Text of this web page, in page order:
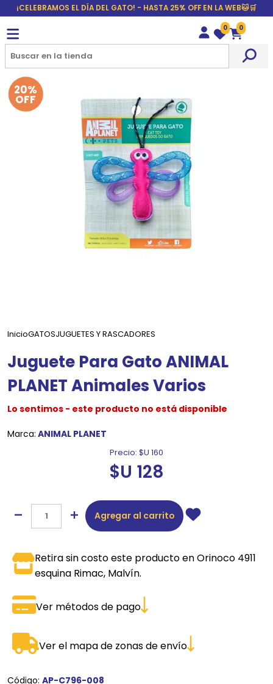
¡CELEBRAMOS EL DÍA DEL GATO! - HASTA 25% OFF EN LA WEB🐱🛒
Wishlist
0
Carrito
0
20%
OFF
InicioGATOSJUGUETES Y RASCADORES
Juguete Para Gato ANIMAL
PLANET Animales Varios
Lo sentimos - este producto no está disponible
Marca: ANIMAL PLANET
Precio: $U 160
$U 128
Agregar al carrito
Retira sin costo este producto en Orinoco 4911
esquina Rimac, Malvín.
Ver métodos de pago
Ver el mapa de zonas de envío
Código: AP-C796-008